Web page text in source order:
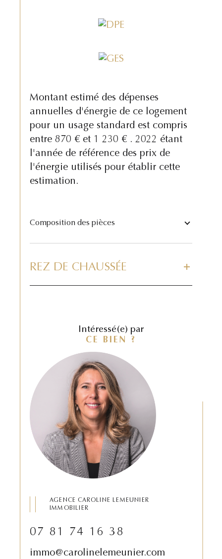
Montant estimé des dépenses
annuelles d'énergie de ce logement
pour un usage standard est compris
entre 870 € et 1 230 € . 2022 étant
l'année de référence des prix de
l'énergie utilisés pour établir cette
estimation.
Composition des pièces
REZ DE CHAUSSÉE
Intéressé(e) par
CE BIEN ?
AGENCE CAROLINE LEMEUNIER
IMMOBILIER
07 81 74 16 38
immo@carolinelemeunier.com